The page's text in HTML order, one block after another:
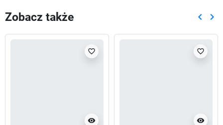
Zobacz także keyboard_arrow_left keyboard_arrow_right
visibility
favorite_border
visibility
favorite_border